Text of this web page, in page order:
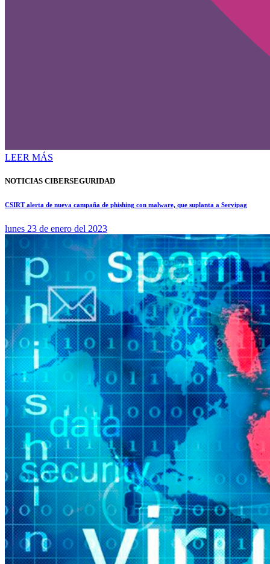
LEER MÁS
NOTICIAS CIBERSEGURIDAD
CSIRT alerta de nueva campaña de phishing con malware, que suplanta a Servipag
lunes 23 de enero del 2023